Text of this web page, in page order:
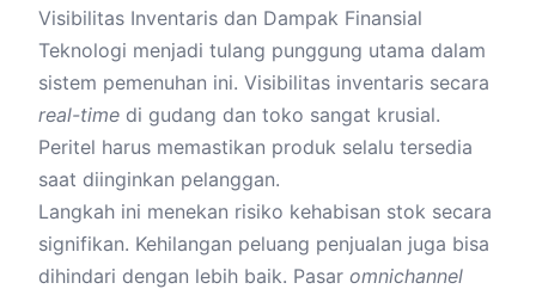
Visibilitas Inventaris dan Dampak Finansial
Teknologi menjadi tulang punggung utama dalam
sistem pemenuhan ini. Visibilitas inventaris secara
real-time di gudang dan toko sangat krusial.
Peritel harus memastikan produk selalu tersedia
saat diinginkan pelanggan.
Langkah ini menekan risiko kehabisan stok secara
signifikan. Kehilangan peluang penjualan juga bisa
dihindari dengan lebih baik. Pasar omnichannel